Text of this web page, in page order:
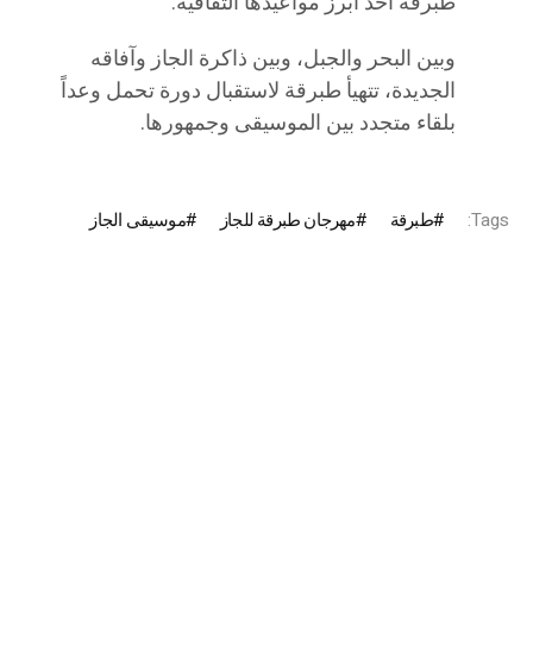
وبين البحر والجبل، وبين ذاكرة الجاز وآفاقه
الجديدة، تتهيأ طبرقة لاستقبال دورة تحمل وعداً
بلقاء متجدد بين الموسيقى وجمهورها.
Tags: طبرقة مهرجان طبرقة للجاز موسيقى الجاز